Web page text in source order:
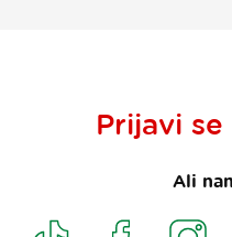
Prijavi se
Ali